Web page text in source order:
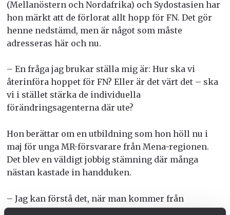
(Mellanöstern och Nordafrika) och Sydostasien har
hon märkt att de förlorat allt hopp för FN. Det gör
henne nedstämd, men är något som måste
adresseras här och nu.
– En fråga jag brukar ställa mig är: Hur ska vi
återinföra hoppet för FN? Eller är det värt det – ska
vi i stället stärka de individuella
förändringsagenterna där ute?
Hon berättar om en utbildning som hon höll nu i
maj för unga MR-försvarare från Mena-regionen.
Det blev en väldigt jobbig stämning där många
nästan kastade in handduken.
– Jag kan förstå det, när man kommer från
krigsdrabbade, starkt korrumperade,